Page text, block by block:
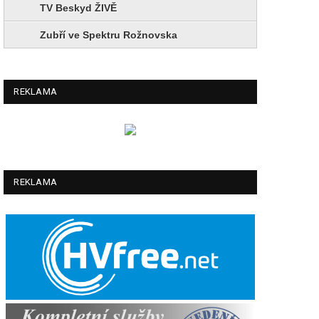
TV Beskyd ŽIVĚ
Zubří ve Spektru Rožnovska
REKLAMA
REKLAMA